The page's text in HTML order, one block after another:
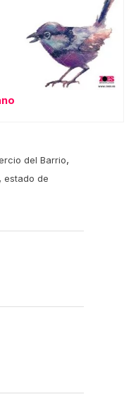
del Barrio,
, estado de